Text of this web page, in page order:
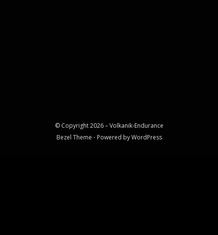
© Copyright 2026 –Volkanik-Endurance
Bezel Theme ⋅ Powered byWordPress